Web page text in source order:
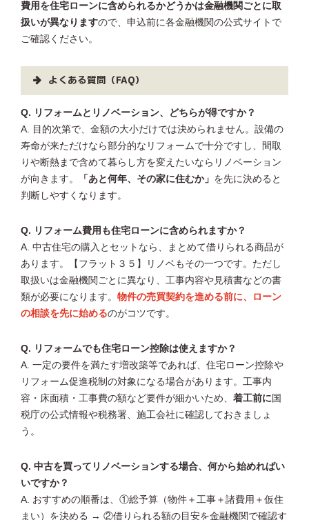
費用を住宅ローンに含められるかどうかは金融機関ごとに取
扱いが異なりますので、申込前に各金融機関の公式サイトで
ご確認ください。
よくある質問（FAQ）
Q. リフォームとリノベーション、どちらが得ですか？
A. 目的次第で、金額の大小だけでは決められません。設備の
寿命が来ただけなら部分的なリフォームで十分ですし、間取
りや断熱まで含めて暮らし方を変えたいならリノベーション
が向きます。
「あと何年、その家に住むか」 を先に決めると
判断しやすくなります。
Q. リフォーム費用も住宅ローンに含められますか？
A. 中古住宅の購入とセットなら、まとめて借りられる商品が
あります。【フラット３５】リノベもその一つです。ただし
取扱いは金融機関ごとに異なり、工事内容や見積書などの書
類が必要になります。 物件の売買契約を進める前に、ローン
の相談を先に始めるのがコツです。
Q. リフォームでも住宅ローン控除は使えますか？
A. 一定の要件を満たす増改築等であれば、住宅ローン控除や
リフォーム促進税制の対象になる場合があります。工事内
容・床面積・工事費の額など要件が細かいため、 着工前に 国
税庁の公式情報や税務署、施工会社に確認しておきましょ
う。
Q. 中古を買ってリノベーションする場合、何から始めればい
いですか？
A. おすすめの順番は、①総予算（物件＋工事＋諸費用＋仮住
まい）を決める → ②借りられる額の目安を金融機関で確認す